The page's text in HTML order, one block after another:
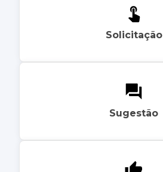
Solicitação
Sugestão